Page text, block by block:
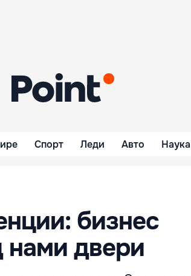
Спорт Леди Авто Наука
бизнес
нами двери